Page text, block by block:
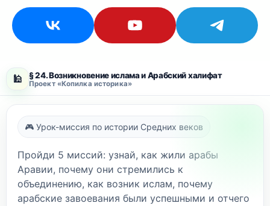
🕌 § 24. Возникновение ислама и Арабский халифат
Проект «Копилка историка»
🎮 Урок-миссия по истории Средних веков
Пройди 5 миссий: узнай, как жили арабы
Аравии, почему они стремились к
объединению, как возник ислам, почему
арабские завоевания были успешными и отчего